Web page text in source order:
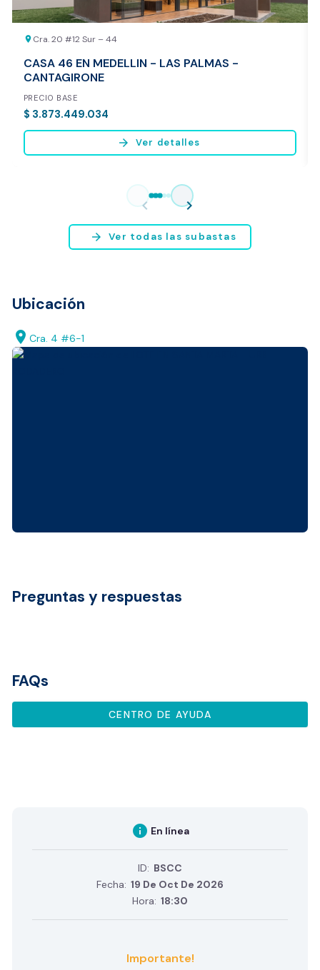
* Servicio disponible exclusivamente para inmuebles ubicados en
Bogotá y Medellín.
location_on Cra. 20 #12 Sur – 44
CASA 46 EN MEDELLIN - LAS PALMAS -
CANTAGIRONE
PRECIO BASE
$ 3.873.449.034
arrow_forward Ver detalles
chevron_left chevron_right
arrow_forward Ver todas las subastas
Ubicación
location_on Cra. 4 #6-1
Preguntas y respuestas
FAQs
CENTRO DE AYUDA
info En línea
ID: BSCC
Fecha: 19 De Oct De 2026
Hora: 18:30
Importante!